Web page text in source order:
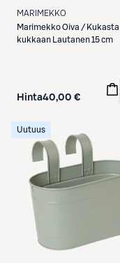
MARIMEKKO
MarimekkoOiva / Kukasta
kukkaan Lautanen 15 cm
Hinta40,00 €
Uutuus